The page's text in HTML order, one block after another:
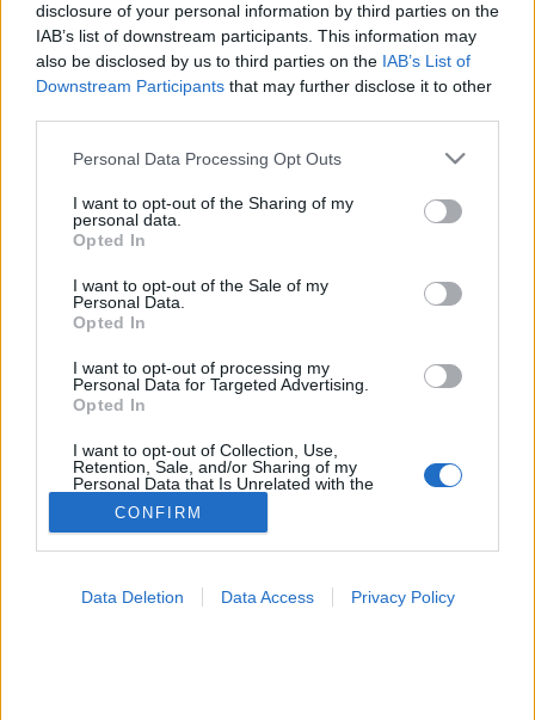
disclosure of your personal information by third parties on the
IAB’s list of downstream participants. This information may
also be disclosed by us to third parties on the IAB’s List of
Downstream Participants that may further disclose it to other
Please note that this website/app uses one or more Google
not limited to your visit or usage behaviour. You may click to
grant or deny consent to Google and its third-party tags to
use your data for below specified purposes in below Google
consent section.
Personal Data Processing Opt Outs
I want to opt-out of the Sharing of my
personal data.
Opted In
I want to opt-out of the Sale of my
Personal Data.
Opted In
I want to opt-out of processing my
Personal Data for Targeted Advertising.
Opted In
I want to opt-out of Collection, Use,
Retention, Sale, and/or Sharing of my
Personal Data that Is Unrelated with the
Purposes for which it was collected.
Opted Out
CONFIRM
Data Deletion Data Access Privacy Policy
Társállat